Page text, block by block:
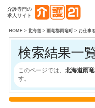
介護専門の
求人サイト
HOME> 北海道> 雨竜郡雨竜町> お仕事
検索結果一
このページでは、 北海道雨竜
す。